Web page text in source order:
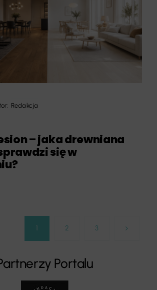
Redakcja
– jaka drewniana
się w
1 2 3
Portalu